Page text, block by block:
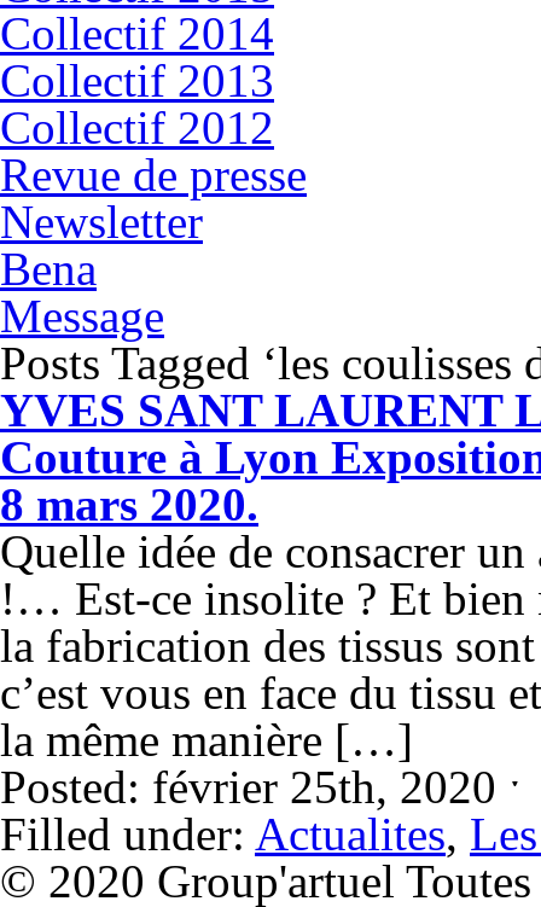
Collectif 2014
Collectif 2013
Collectif 2012
Revue de presse
Newsletter
Bena
Message
Posts Tagged ‘les
YVES SANT LAURENT
Couture à Lyon
8 mars 2020.
Quelle idée de consacrer
!… Est-ce insolite ? Et bien
la fabrication des tissus
c’est vous en face du tissu
la même manière […]
Posted: février 25th, 2020
Filled under: Actualites,
© 2020 Group'artuel